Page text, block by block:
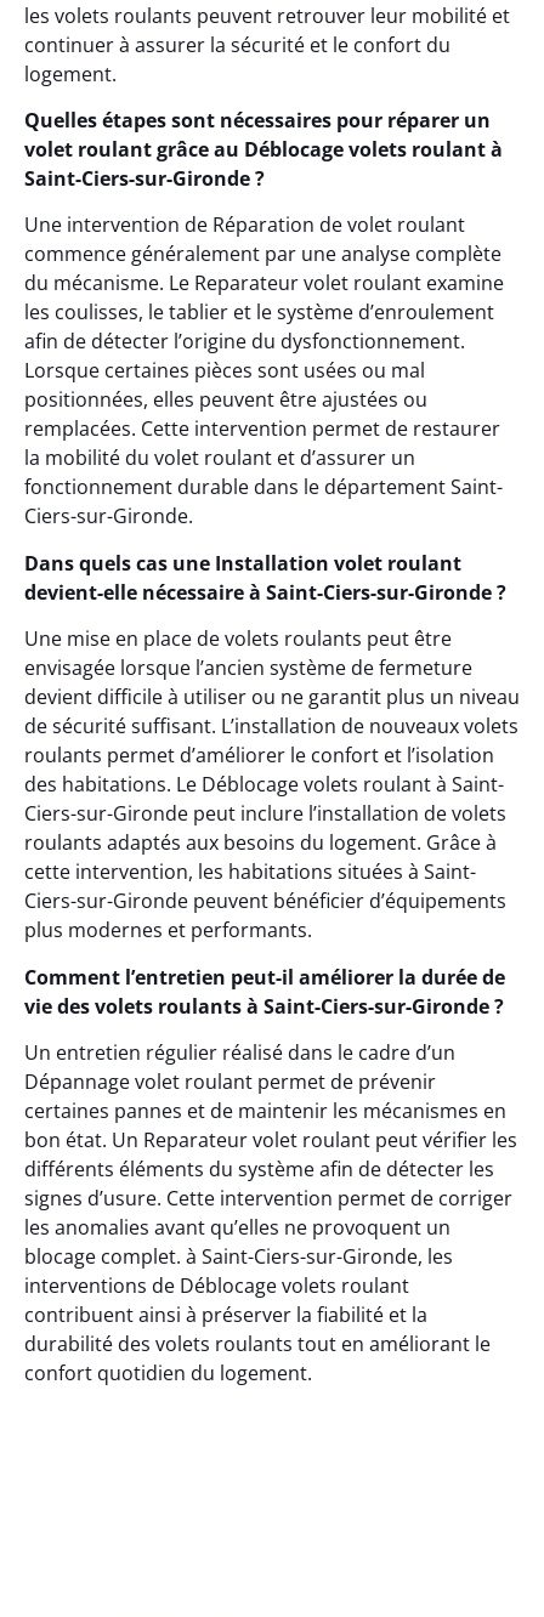
les volets roulants peuvent retrouver leur mobilité et
continuer à assurer la sécurité et le confort du
logement.
Quelles étapes sont nécessaires pour réparer un
volet roulant grâce au Déblocage volets roulant à
Saint-Ciers-sur-Gironde ?
Une intervention de Réparation de volet roulant
commence généralement par une analyse complète
du mécanisme. Le Reparateur volet roulant examine
les coulisses, le tablier et le système d’enroulement
afin de détecter l’origine du dysfonctionnement.
Lorsque certaines pièces sont usées ou mal
positionnées, elles peuvent être ajustées ou
remplacées. Cette intervention permet de restaurer
la mobilité du volet roulant et d’assurer un
fonctionnement durable dans le département Saint-
Ciers-sur-Gironde.
Dans quels cas une Installation volet roulant
devient-elle nécessaire à Saint-Ciers-sur-Gironde ?
Une mise en place de volets roulants peut être
envisagée lorsque l’ancien système de fermeture
devient difficile à utiliser ou ne garantit plus un niveau
de sécurité suffisant. L’installation de nouveaux volets
roulants permet d’améliorer le confort et l’isolation
des habitations. Le Déblocage volets roulant à Saint-
Ciers-sur-Gironde peut inclure l’installation de volets
roulants adaptés aux besoins du logement. Grâce à
cette intervention, les habitations situées à Saint-
Ciers-sur-Gironde peuvent bénéficier d’équipements
plus modernes et performants.
Comment l’entretien peut-il améliorer la durée de
vie des volets roulants à Saint-Ciers-sur-Gironde ?
Un entretien régulier réalisé dans le cadre d’un
Dépannage volet roulant permet de prévenir
certaines pannes et de maintenir les mécanismes en
bon état. Un Reparateur volet roulant peut vérifier les
différents éléments du système afin de détecter les
signes d’usure. Cette intervention permet de corriger
les anomalies avant qu’elles ne provoquent un
blocage complet. à Saint-Ciers-sur-Gironde, les
interventions de Déblocage volets roulant
contribuent ainsi à préserver la fiabilité et la
durabilité des volets roulants tout en améliorant le
confort quotidien du logement.